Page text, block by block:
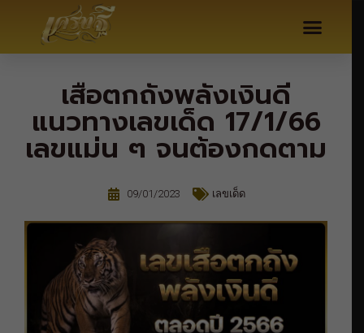
เสือตกถังพลังเงินดี
แนวทางเลขเด็ด 17/1/66
เลขแม่น ๆ จนต้องกดตาม
09/01/2023 เลขเด็ด